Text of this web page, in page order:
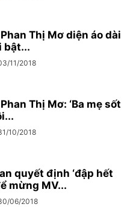
Thị Mơ diện áo dài
bật...
11/2018
Thị Mơ: ‘Ba mẹ sốt
10/2018
quyết định ‘đập hết
mừng MV...
06/2018